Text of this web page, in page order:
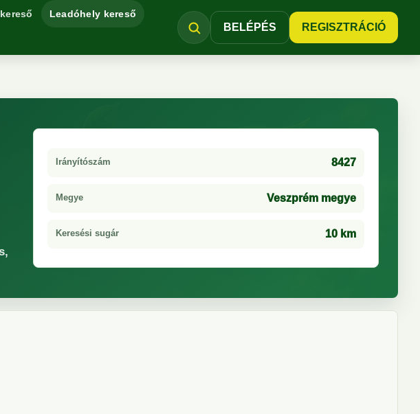
Leadóhely kereső
BELÉPÉS REGISZTRÁCIÓ
Irányítószám 8427
Megye Veszprém megye
Keresési sugár 10 km